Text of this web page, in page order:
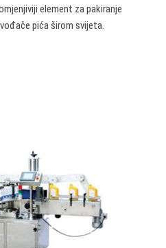
element za pakiranje
pića širom svijeta.